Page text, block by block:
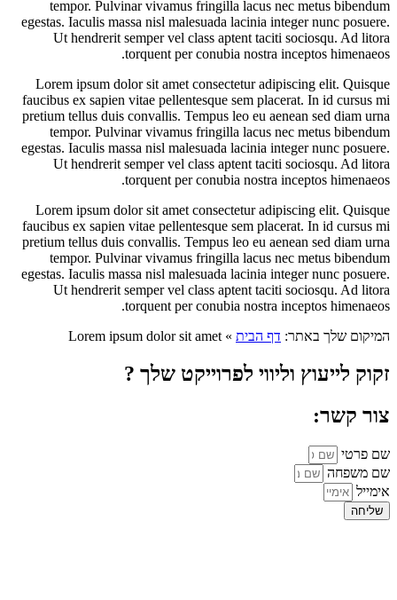
tempor. Pulvinar vivamus fringilla lacus nec metus bibendum
egestas. Iaculis massa nisl malesuada lacinia integer nunc posuere.
Ut hendrerit semper vel class aptent taciti sociosqu. Ad litora
torquent per conubia nostra inceptos himenaeos.
Lorem ipsum dolor sit amet consectetur adipiscing elit. Quisque
faucibus ex sapien vitae pellentesque sem placerat. In id cursus mi
pretium tellus duis convallis. Tempus leo eu aenean sed diam urna
tempor. Pulvinar vivamus fringilla lacus nec metus bibendum
egestas. Iaculis massa nisl malesuada lacinia integer nunc posuere.
Ut hendrerit semper vel class aptent taciti sociosqu. Ad litora
torquent per conubia nostra inceptos himenaeos.
Lorem ipsum dolor sit amet consectetur adipiscing elit. Quisque
faucibus ex sapien vitae pellentesque sem placerat. In id cursus mi
pretium tellus duis convallis. Tempus leo eu aenean sed diam urna
tempor. Pulvinar vivamus fringilla lacus nec metus bibendum
egestas. Iaculis massa nisl malesuada lacinia integer nunc posuere.
Ut hendrerit semper vel class aptent taciti sociosqu. Ad litora
torquent per conubia nostra inceptos himenaeos.
המיקום שלך באתר: דף הבית »
Lorem ipsum dolor sit amet
זקוק לייעוץ וליווי לפרוייקט שלך ?
צור קשר:
שם פרטי
שם משפחה
אימייל
שליחה